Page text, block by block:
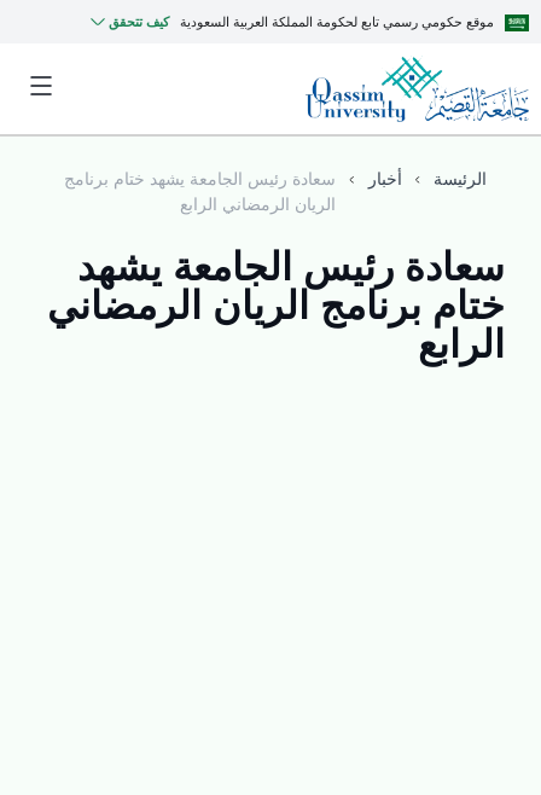
موقع حكومي رسمي تابع لحكومة المملكة العربية السعودية كيف تتحقق
الرئيسة أخبار
سعادة رئيس الجامعة يشهد ختام برنامج
الريان الرمضاني الرابع
سعادة رئيس الجامعة يشهد
ختام برنامج الريان الرمضاني
الرابع